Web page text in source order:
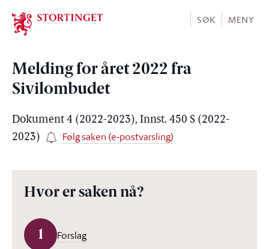
Stortinget.no
SØK MENY
Melding for året 2022 fra
Sivilombudet
Dokument 4 (2022-2023), Innst. 450 S (2022-
2023)
Følg saken (e-postvarsling)
Hvor er saken nå?
1 Forslag